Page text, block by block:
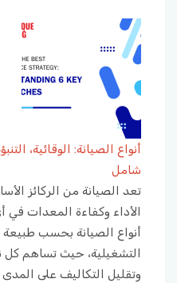
أنواع الصيانة: الوقائية،
شامل
تعد الصيانة من الركائز
الأداء وكفاءة المعدات
أنواع الصيانة بحسب طبيعة
التشغيلية، حيث تساهم كل
وتقليل التكاليف على